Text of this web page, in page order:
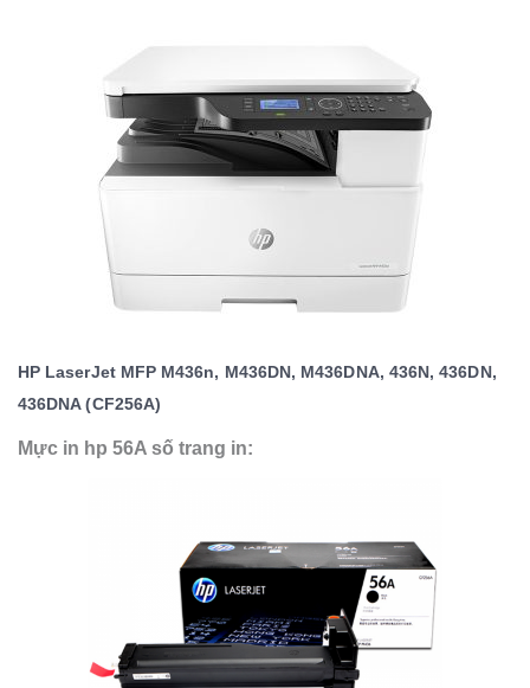
HP LaserJet MFP M436n, M436DN, M436DNA, 436N, 436DN,
436DNA (CF256A)
Mực in hp 56A số trang in: